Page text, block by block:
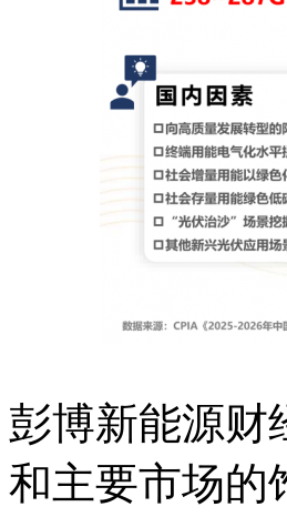
彭博新能源财
和主要市场的